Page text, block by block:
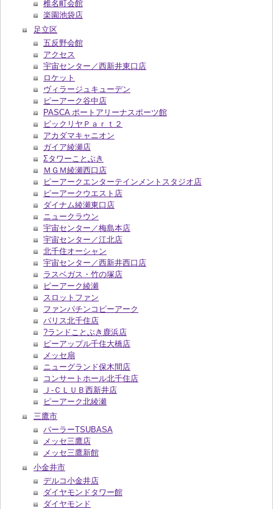
椎名町会館
楽園池袋店
足立区
五反野会館
アクセス
宇宙センター／西新井東口店
ロケット
ヴィラージュキューデン
ピーアーク谷中店
PASCA ポートアリーナスポーツ館
ビックリヤＰａｒｔ２
アカダマキャニオン
ガイア綾瀬店
Σタワーことぶき
ＭＧＭ綾瀬西口店
ピーアークエンターテインメントスタジオ店
ピーアークウエスト店
ダイナム綾瀬東口店
ニュークラウン
宇宙センター／梅島本店
宇宙センター／江北店
北千住オーシャン
宇宙センター／西新井西口店
ラスベガス・竹の塚店
ピーアーク綾瀬
スロットファン
ファンパチンコピーアーク
パリス北千住店
?ランドことぶき鹿浜店
ピーアップル千住大橋店
メッセ扇
ニューグランド保木間店
コンサートホール北千住店
Ｊ‐ＣＬＵＢ西新井店
ピーアーク北綾瀬
三鷹市
パーラーTSUBASA
メッセ三鷹店
メッセ三鷹新館
小金井市
デルコ小金井店
ダイヤモンドタワー館
ダイヤモンド